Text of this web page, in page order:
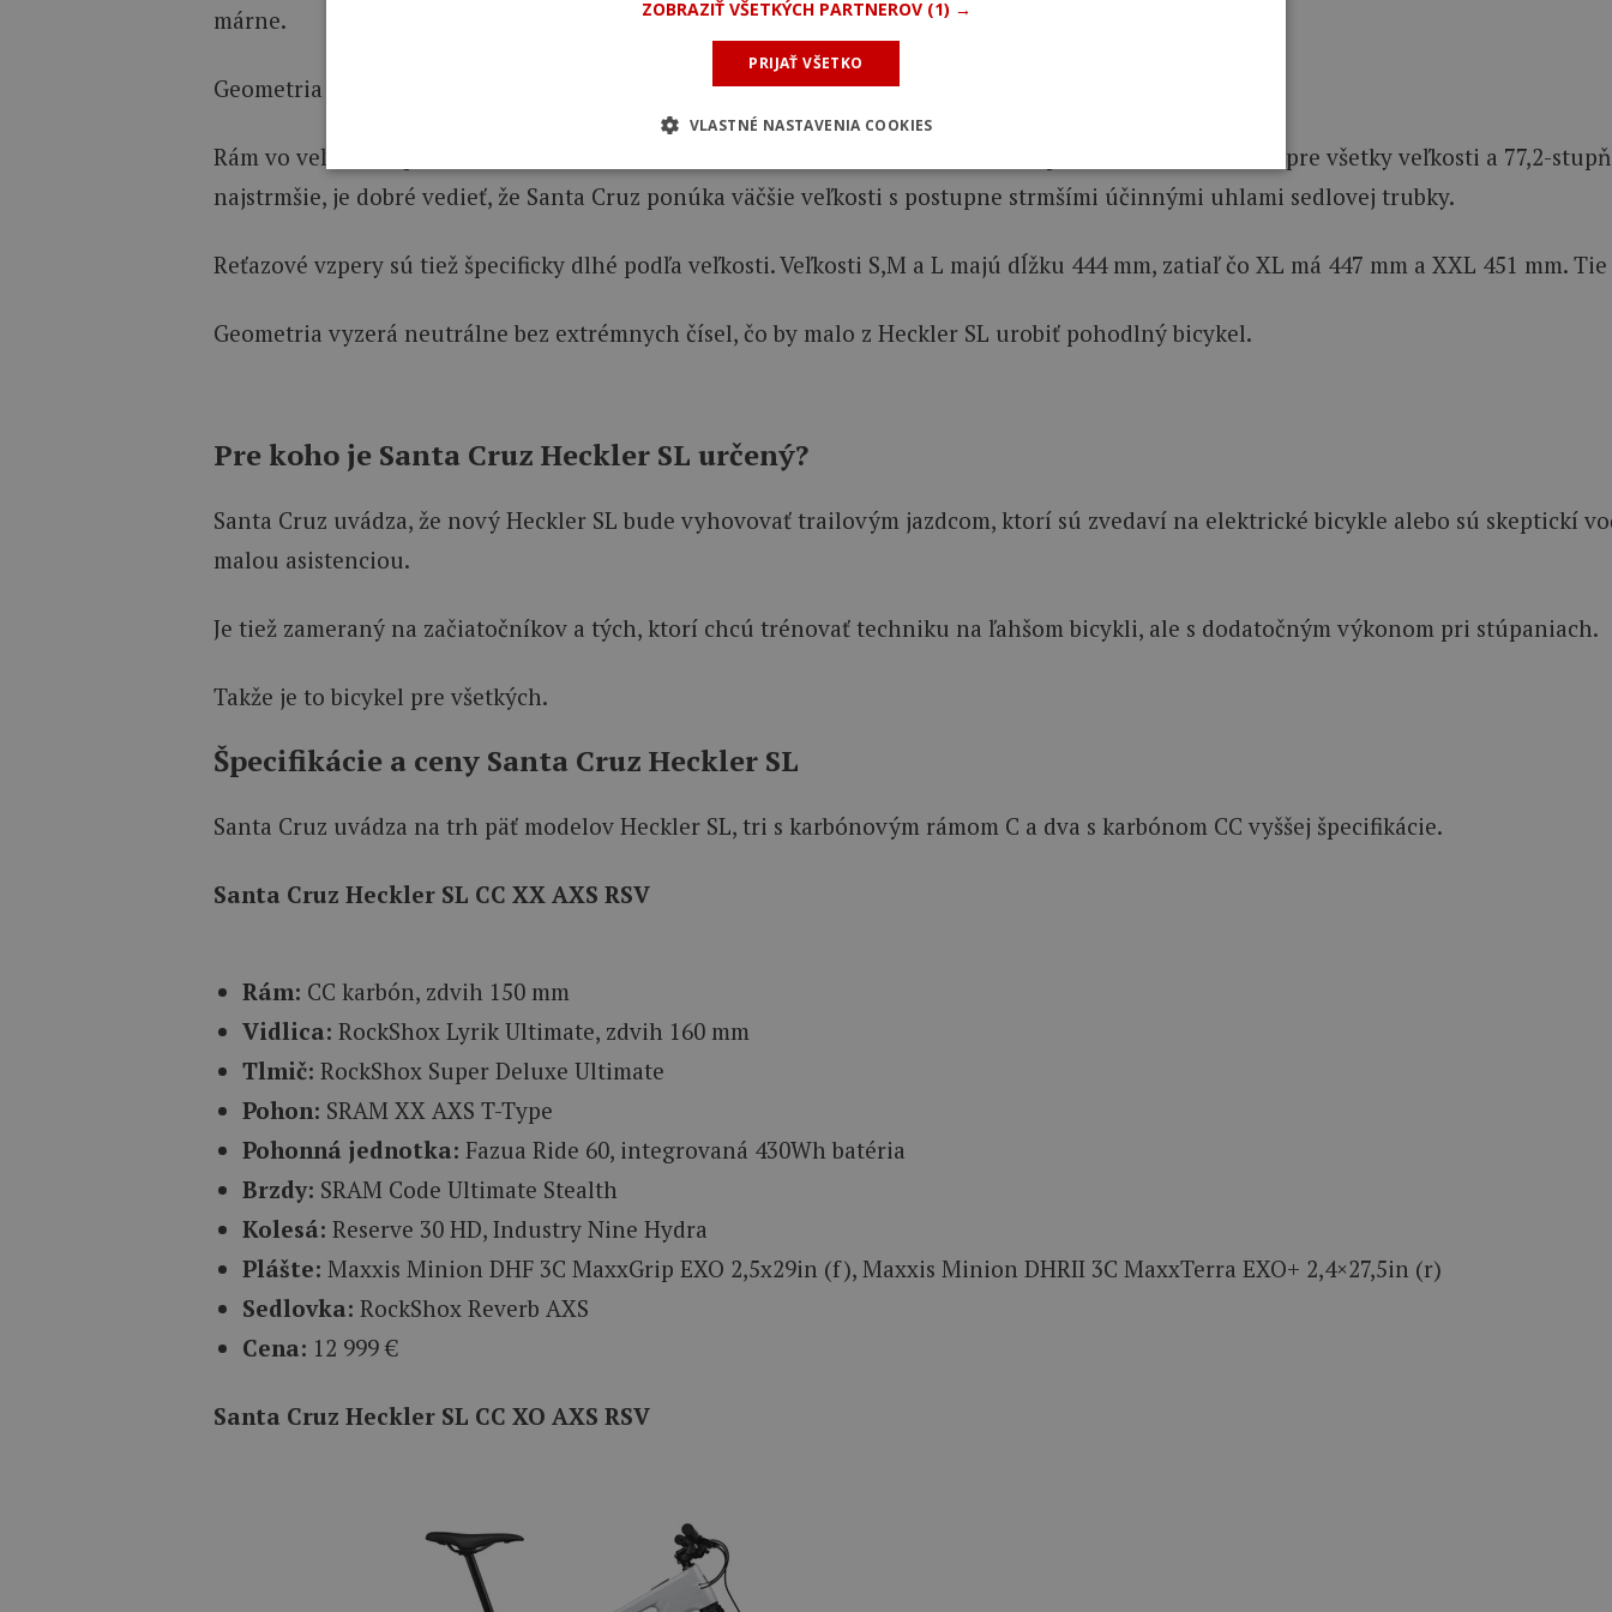
márne.
Geometria Heckler SL sa javí ako moderná bez toho, aby bola extrémna, pre päť veľkostí od S po XXL.
Rám vo veľkosti L pri nízkom nastavení má dosah 478 mm. Heckler SL má 64-stupňovú hlavovú trubku pre všetky veľkosti a 77,2-
najstrmšie, je dobré vedieť, že Santa Cruz ponúka väčšie veľkosti s postupne strmšími účinnými uhlami sedlovej trubky.
Reťazové vzpery sú tiež špecificky dlhé podľa veľkosti. Veľkosti S,M a L majú dĺžku 444 mm, zatiaľ čo XL má 447 mm a XXL 451 mm.
Geometria vyzerá neutrálne bez extrémnych čísel, čo by malo z Heckler SL urobiť pohodlný bicykel.
Pre koho je Santa Cruz Heckler SL určený?
Santa Cruz uvádza, že nový Heckler SL bude vyhovovať trailovým jazdcom, ktorí sú zvedaví na elektrické bicykle alebo sú skeptickí
malou asistenciou.
Je tiež zameraný na začiatočníkov a tých, ktorí chcú trénovať techniku na ľahšom bicykli, ale s dodatočným výkonom pri stúpaniach.
Takže je to bicykel pre všetkých.
Špecifikácie a ceny Santa Cruz Heckler SL
Santa Cruz uvádza na trh päť modelov Heckler SL, tri s karbónovým rámom C a dva s karbónom CC vyššej špecifikácie.
Santa Cruz Heckler SL CC XX AXS RSV
Rám: CC karbón, zdvih 150 mm
Vidlica: RockShox Lyrik Ultimate, zdvih 160 mm
Tlmič: RockShox Super Deluxe Ultimate
Pohon: SRAM XX AXS T-Type
Pohonná jednotka: Fazua Ride 60, integrovaná 430Wh batéria
Brzdy: SRAM Code Ultimate Stealth
Kolesá: Reserve 30 HD, Industry Nine Hydra
Plášte: Maxxis Minion DHF 3C MaxxGrip EXO 2,5x29in (f), Maxxis Minion DHRII 3C MaxxTerra EXO+ 2,4×27,5in (r)
Sedlovka: RockShox Reverb AXS
Cena: 12 999 €
Santa Cruz Heckler SL CC XO AXS RSV
ZOBRAZIŤ VŠETKÝCH PARTNEROV (1) →
PRIJAŤ VŠETKO
VLASTNÉ NASTAVENIA COOKIES